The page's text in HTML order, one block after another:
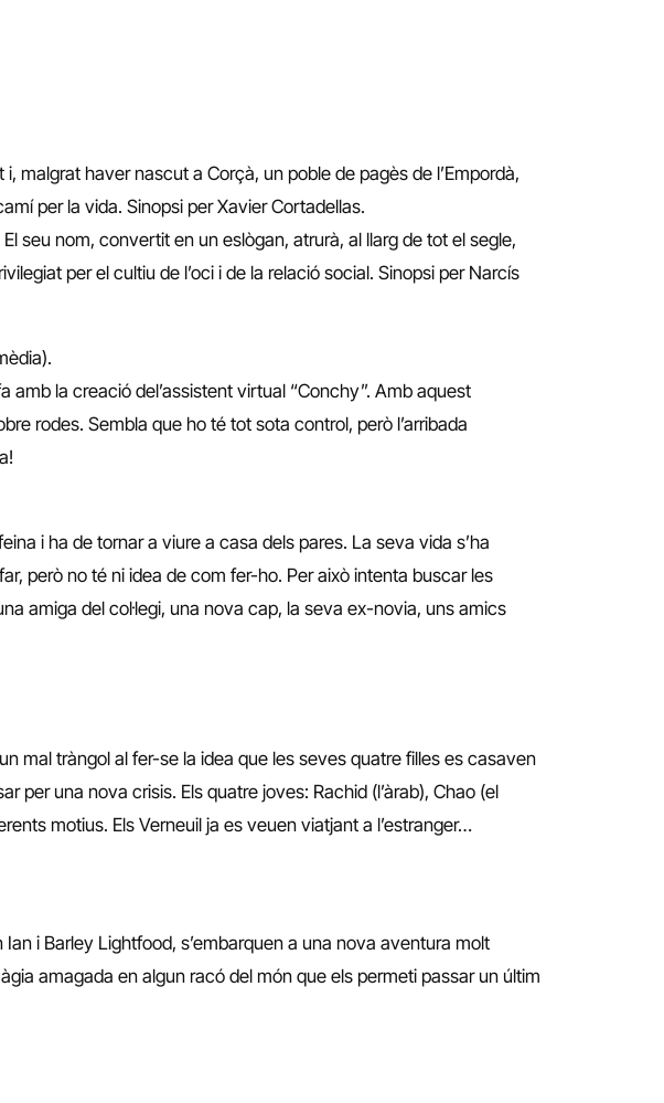
malgrat haver nascut a Corçà, un poble de pagès de l’Empordà,
per la vida. Sinopsi per Xavier Cortadellas.
seu nom, convertit en un eslògan, atrurà, al llarg de tot el segle,
per el cultiu de l’oci i de la relació social. Sinopsi per Narcís
la creació del’assistent virtual “Conchy”. Amb aquest
rodes. Sembla que ho té tot sota control, però l’arribada
i ha de tornar a viure a casa dels pares. La seva vida s’ha
però no té ni idea de com fer-ho. Per això intenta buscar les
amiga del col·legi, una nova cap, la seva ex-novia, uns amics
mal tràngol al fer-se la idea que les seves quatre filles es casaven
una nova crisis. Els quatre joves: Rachid (l’àrab), Chao (el
motius. Els Verneuil ja es veuen viatjant a l’estranger…
i Barley Lightfood, s’embarquen a una nova aventura molt
amagada en algun racó del món que els permeti passar un últim